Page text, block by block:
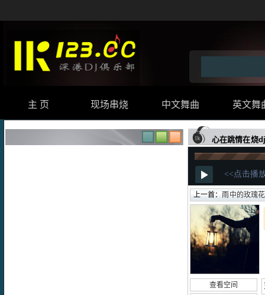
主 页 现场串烧 中文舞曲 英文舞
心在跳情在烧
上一首：雨中的玫瑰花dj
查看空间